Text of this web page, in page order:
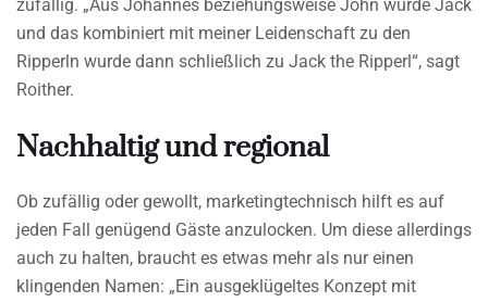
zufällig. „Aus Johannes beziehungsweise John wurde Jack
und das kombiniert mit meiner Leidenschaft zu den
Ripperln wurde dann schließlich zu Jack the Ripperl“, sagt
Roither.
Nachhaltig und regional
Ob zufällig oder gewollt, marketingtechnisch hilft es auf
jeden Fall genügend Gäste anzulocken. Um diese allerdings
auch zu halten, braucht es etwas mehr als nur einen
klingenden Namen: „Ein ausgeklügeltes Konzept mit